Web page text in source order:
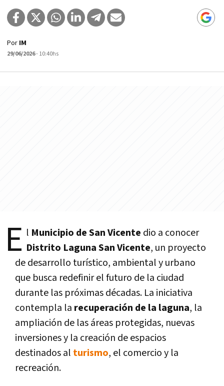
Por IM
29/06/2026- 10:40hs
E l Municipio de San Vicente dio a conocer
Distrito Laguna San Vicente, un proyecto
de desarrollo turístico, ambiental y urbano
que busca redefinir el futuro de la ciudad
durante las próximas décadas. La iniciativa
contempla la recuperación de la laguna, la
ampliación de las áreas protegidas, nuevas
inversiones y la creación de espacios
destinados al turismo, el comercio y la
recreación.